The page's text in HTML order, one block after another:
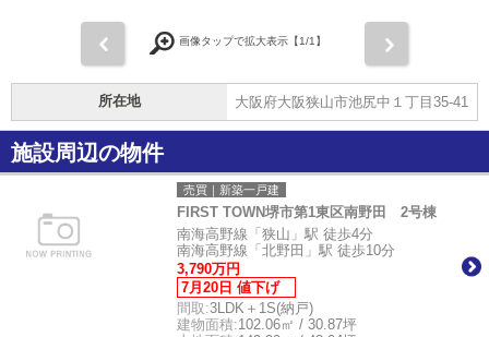
画像タップで拡大表示【1/1】
所在地 大阪府大阪狭山市池尻中１丁目35-41
施設周辺の物件
売買｜新築一戸建
FIRST TOWN堺市第1東区南野田 2号棟
南海高野線「狭山」駅 徒歩4分
南海高野線「北野田」駅 徒歩10分
3,790万円
7月20日 値下げ
間取:3LDK＋1S(納戸)
建物面積:102.06㎡ / 30.87坪